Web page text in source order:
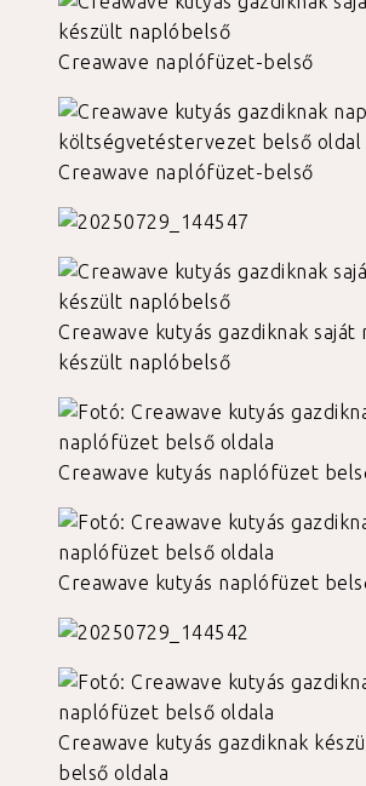
Creawave naplófüzet-belső
Creawave naplófüzet-belső
Creawave kutyás gazdiknak saját
készült naplóbelső
Creawave kutyás naplófüzet
Creawave kutyás naplófüzet
Creawave kutyás gazdiknak
belső oldala